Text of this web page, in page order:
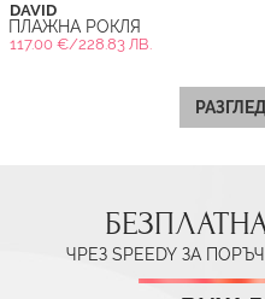
DAVID
ПЛАЖНА РОКЛЯ
117.00 €/228.83 ЛВ.
ЧРЕЗ SPEEDY ЗА